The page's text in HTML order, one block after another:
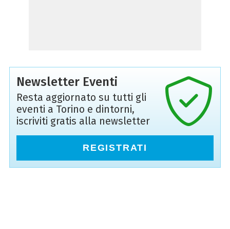
Newsletter Eventi
Resta aggiornato su tutti gli
eventi a Torino e dintorni,
iscriviti gratis alla newsletter
REGISTRATI